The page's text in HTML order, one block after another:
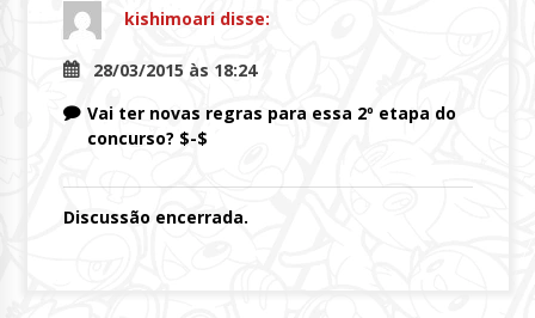
kishimoari disse:
28/03/2015 às 18:24
Vai ter novas regras para essa 2º etapa do
concurso? $-$
Discussão encerrada.